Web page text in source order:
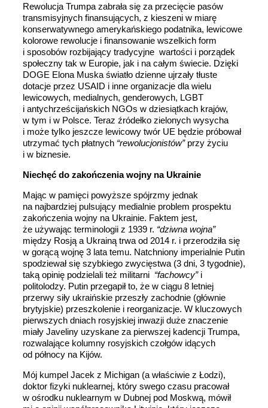
Rewolucja Trumpa zabrała się za przecięcie pasów
transmisyjnych finansujących, z kieszeni w miarę
konserwatywnego amerykańskiego podatnika, lewicowe
kolorowe rewolucje i finansowanie wszelkich form
i sposobów rozbijający tradycyjne wartości i porządek
społeczny tak w Europie, jak i na całym świecie. Dzięki
DOGE Elona Muska światło dzienne ujrzały tłuste
dotacje przez USAID i inne organizacje dla wielu
lewicowych, medialnych, genderowych, LGBT
i antychrześcijańskich NGOs w dziesiątkach krajów,
w tym i w Polsce. Teraz źródełko zielonych wysycha
i może tylko jeszcze lewicowy twór UE będzie próbował
utrzymać tych płatnych “rewolucjonistów”przy życiu
i w biznesie.
Niechęć do zakończenia wojny na Ukrainie
Mając w pamięci powyższe spójrzmy jednak
na najbardziej pulsujący medialnie problem prospektu
zakończenia wojny na Ukrainie. Faktem jest,
że używając terminologii z 1939 r. “dziwna wojna”
między Rosją a Ukrainą trwa od 2014 r. i przerodziła się
w gorącą wojnę 3 lata temu. Natchniony imperialnie Putin
spodziewał się szybkiego zwycięstwa (3 dni, 3 tygodnie),
taką opinię podzielali też militarni “fachowcy” i
politolodzy. Putin przegapił to, że w ciągu 8 letniej
przerwy siły ukraińskie przeszły zachodnie (głównie
brytyjskie) przeszkolenie i reorganizacje. W kluczowych
pierwszych dniach rosyjskiej inwazji duże znaczenie
miały Javeliny uzyskane za pierwszej kadencji Trumpa,
rozwalające kolumny rosyjskich czołgów idących
od północy na Kijów.
Mój kumpel Jacek z Michigan (a właściwie z Łodzi),
doktor fizyki nuklearnej, który swego czasu pracował
w ośrodku nuklearnym w Dubnej pod Moskwą, mówił